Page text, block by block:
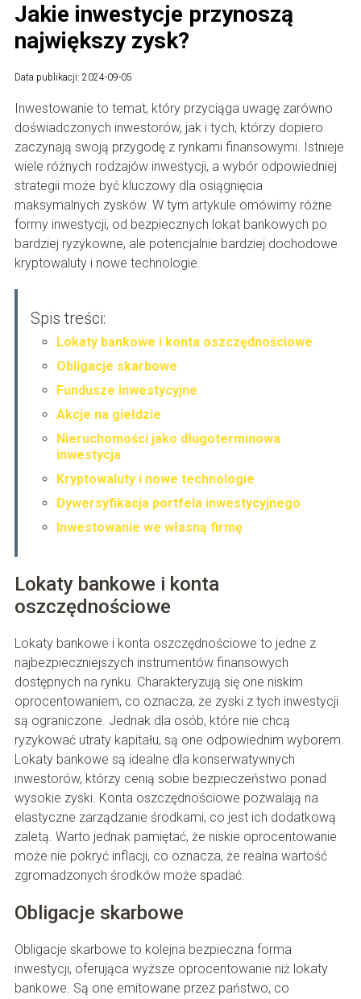
Jakie inwestycje przynoszą
największy zysk?
Data publikacji: 2024-09-05
Inwestowanie to temat, który przyciąga uwagę zarówno
doświadczonych inwestorów, jak i tych, którzy dopiero
zaczynają swoją przygodę z rynkami finansowymi. Istnieje
wiele różnych rodzajów inwestycji, a wybór odpowiedniej
strategii może być kluczowy dla osiągnięcia
maksymalnych zysków. W tym artykule omówimy różne
formy inwestycji, od bezpiecznych lokat bankowych po
bardziej ryzykowne, ale potencjalnie bardziej dochodowe
kryptowaluty i nowe technologie.
Spis treści:
Lokaty bankowe i konta oszczędnościowe
Obligacje skarbowe
Fundusze inwestycyjne
Akcje na giełdzie
Nieruchomości jako długoterminowa
inwestycja
Kryptowaluty i nowe technologie
Dywersyfikacja portfela inwestycyjnego
Inwestowanie we własną firmę
Lokaty bankowe i konta
oszczędnościowe
Lokaty bankowe i konta oszczędnościowe to jedne z
najbezpieczniejszych instrumentów finansowych
dostępnych na rynku. Charakteryzują się one niskim
oprocentowaniem, co oznacza, że zyski z tych inwestycji
są ograniczone. Jednak dla osób, które nie chcą
ryzykować utraty kapitału, są one odpowiednim wyborem.
Lokaty bankowe są idealne dla konserwatywnych
inwestorów, którzy cenią sobie bezpieczeństwo ponad
wysokie zyski. Konta oszczędnościowe pozwalają na
elastyczne zarządzanie środkami, co jest ich dodatkową
zaletą. Warto jednak pamiętać, że niskie oprocentowanie
może nie pokryć inflacji, co oznacza, że realna wartość
zgromadzonych środków może spadać.
Obligacje skarbowe
Obligacje skarbowe to kolejna bezpieczna forma
inwestycji, oferująca wyższe oprocentowanie niż lokaty
bankowe. Są one emitowane przez państwo, co